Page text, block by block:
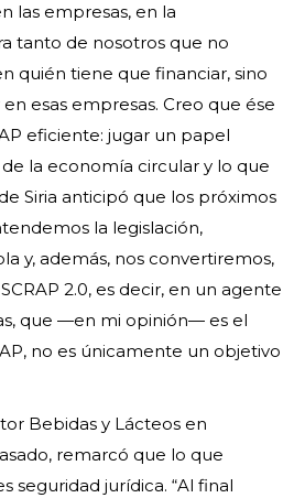
las empresas, en la
tanto de nosotros que no
quién tiene que financiar, sino
esas empresas. Creo que ése
eficiente: jugar un papel
la economía circular y lo que
Siria anticipó que los próximos
la legislación,
y, además, nos convertiremos,
2.0, es decir, en un agente
que —en mi opinión— es el
no es únicamente un objetivo
Bebidas y Lácteos en
remarcó que lo que
seguridad jurídica. “Al final